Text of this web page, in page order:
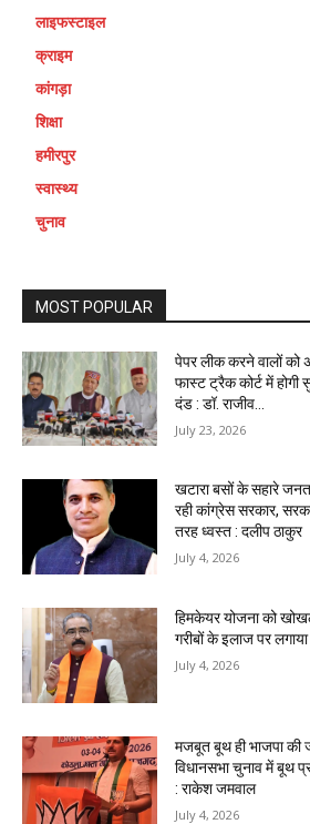
लाइफस्टाइल
क्राइम
कांगड़ा
शिक्षा
हमीरपुर
स्वास्थ्य
चुनाव
MOST POPULAR
पेपर लीक करने वालों को
फास्ट ट्रैक कोर्ट में
दंड : डॉ. राजीव...
July 23, 2026
खटारा बसों के सहारे
रही कांग्रेस सरकार,
तरह ध्वस्त : दलीप ठाकुर
July 4, 2026
हिमकेयर योजना को
गरीबों के इलाज पर
July 4, 2026
मजबूत बूथ ही भाजपा की
विधानसभा चुनाव में बूथ
: राकेश जमवाल
July 4, 2026